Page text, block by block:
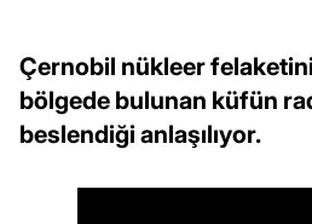
Çernobil nükleer
bölgede bulunan küfün
beslendiği anlaşılıyor.